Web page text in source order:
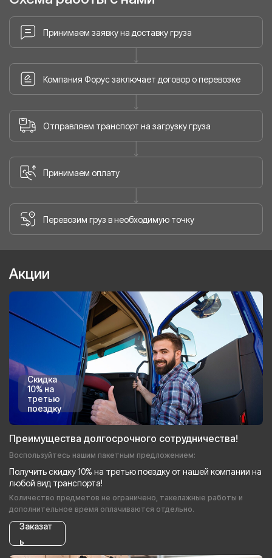
Принимаем заявку на доставку груза
Компания Форус заключает договор о перевозке
Отправляем транспорт на загрузку груза
Принимаем оплату
Перевозим груз в необходимую точку
Акции
Скидка
10% на
третью
поездку
Преимущества долгосрочного сотрудничества!
Воспользуйтесь нашим пакетным предложением:
Получить скидку 10% на третью поездку от нашей компании на
любой вид транспорта!
Количество предметов не ограничено, такелажные работы и
дополнительное время оплачиваются отдельно.
Заказат
ь